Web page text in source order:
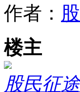
作者：
楼主
股民征途